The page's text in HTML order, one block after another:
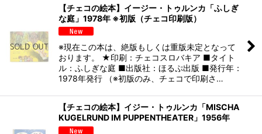
【チェコの絵本】イージー・トゥルンカ「ふしぎ
な庭」1978年 ※初版（チェコ印刷版）
※現在この本は、絶版もしくは重版未定となって
おります。 ★印刷：チェコスロバキア ■タイト
ル：ふしぎな庭 ■出版社：ほるぷ出版 ■発行年：
1978年発行 （※初版のみ、チェコで印刷さ…
【チェコの絵本】イジー・トゥルンカ「MISCHA
KUGELRUND IM PUPPENTHEATER」1956年